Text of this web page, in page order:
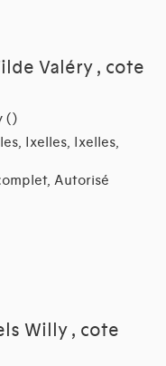
Valéry , cote
()
Ixelles, Ixelles,
Autorisé
Willy , cote